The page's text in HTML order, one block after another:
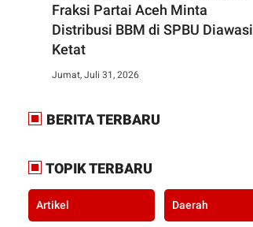
Fraksi Partai Aceh Minta
Distribusi BBM di SPBU Diawasi
Ketat
Jumat, Juli 31, 2026
BERITA TERBARU
TOPIK TERBARU
Artikel Daerah